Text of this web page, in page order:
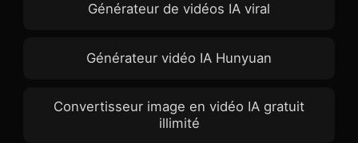
Générateur de vidéos IA viral
Générateur vidéo IA Hunyuan
Convertisseur image en vidéo IA gratuit
illimité